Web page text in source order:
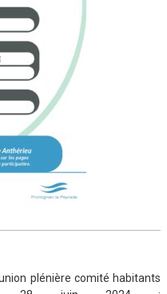
plénière comité habitants